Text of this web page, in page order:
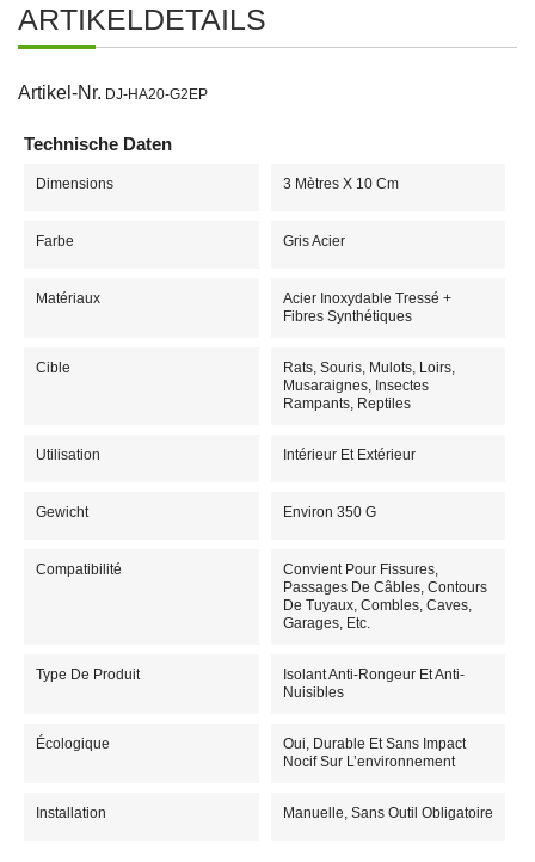
ARTIKELDETAILS
Artikel-Nr. DJ-HA20-G2EP
Technische Daten
Dimensions 3 Mètres X 10 Cm
Farbe Gris Acier
Matériaux
Acier Inoxydable Tressé +
Fibres Synthétiques
Cible
Rats, Souris, Mulots, Loirs,
Musaraignes, Insectes
Rampants, Reptiles
Utilisation Intérieur Et Extérieur
Gewicht Environ 350 G
Compatibilité
Convient Pour Fissures,
Passages De Câbles, Contours
De Tuyaux, Combles, Caves,
Garages, Etc.
Type De Produit
Isolant Anti-Rongeur Et Anti-
Nuisibles
Écologique
Oui, Durable Et Sans Impact
Nocif Sur L’environnement
Installation Manuelle, Sans Outil Obligatoire